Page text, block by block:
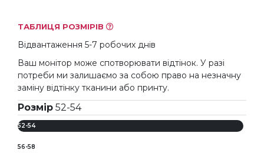
ТАБЛИЦЯ РОЗМІРІВ
Відвантаження 5-7 робочих днів
Ваш монітор може спотворювати відтінок. У разі
потреби ми залишаємо за собою право на незначну
заміну відтінку тканини або принту.
Розмір 52-54
52-54
56-58